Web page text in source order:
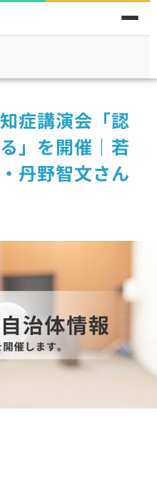
症講演会「認
」を開催｜若
丹野智文さん